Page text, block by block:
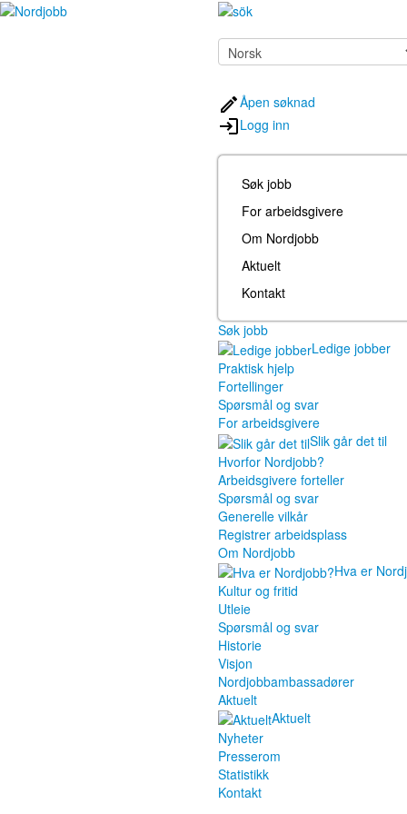
Åpen søknad
Logg inn
Søk jobb
For arbeidsgivere
Om Nordjobb
Aktuelt
Kontakt
Søk jobb
Ledige jobber
Praktisk hjelp
Fortellinger
Spørsmål og svar
For arbeidsgivere
Slik går det til
Hvorfor Nordjobb?
Arbeidsgivere forteller
Spørsmål og svar
Generelle vilkår
Registrer arbeidsplass
Om Nordjobb
Hva er
Kultur og fritid
Utleie
Spørsmål og svar
Historie
Visjon
Nordjobbambassadører
Aktuelt
Aktuelt
Nyheter
Presserom
Statistikk
Kontakt